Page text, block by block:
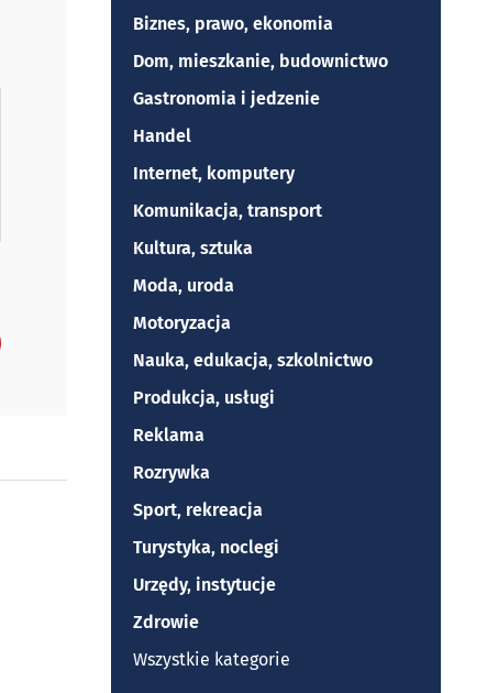
Biznes, prawo, ekonomia
Dom, mieszkanie, budownictwo
Gastronomia i jedzenie
Handel
Internet, komputery
Komunikacja, transport
Kultura, sztuka
Moda, uroda
Motoryzacja
Nauka, edukacja, szkolnictwo
Produkcja, usługi
Reklama
Rozrywka
Sport, rekreacja
Turystyka, noclegi
Urzędy, instytucje
Zdrowie
Wszystkie kategorie